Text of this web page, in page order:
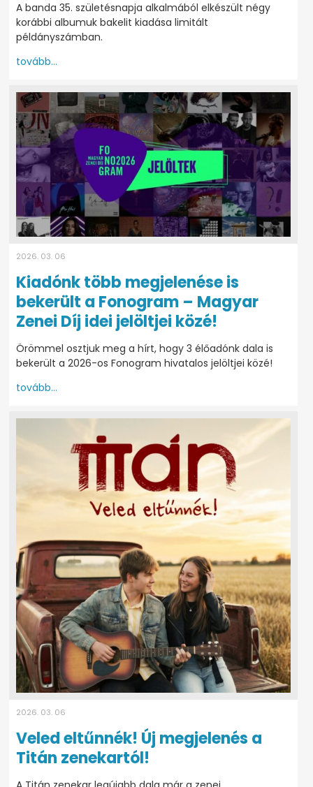
A banda 35. születésnapja alkalmából elkészült négy
korábbi albumuk bakelit kiadása limitált
példányszámban.
tovább...
2026. 03. 06
Kiadónk több megjelenése is
bekerült a Fonogram – Magyar
Zenei Díj idei jelöltjei közé!
Örömmel osztjuk meg a hírt, hogy 3 élőadónk dala is
bekerült a 2026-os Fonogram hivatalos jelöltjei közé!
tovább...
2026. 03. 06
Veled eltűnnék! Új megjelenés a
Titán zenekartól!